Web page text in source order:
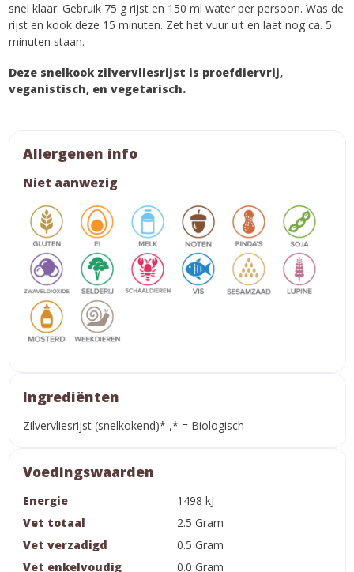
snel klaar. Gebruik 75 g rijst en 150 ml water per persoon. Was de
rijst en kook deze 15 minuten. Zet het vuur uit en laat nog ca. 5
minuten staan.
Deze snelkook zilvervliesrijst is proefdiervrij,
veganistisch, en vegetarisch.
Allergenen info
Niet aanwezig
Ingrediënten
Zilvervliesrijst (snelkokend)* ,* = Biologisch
Voedingswaarden
Energie
1498 kJ
Vet totaal
2.5 Gram
Vet verzadigd
0.5 Gram
Vet enkelvoudig
0.0 Gram